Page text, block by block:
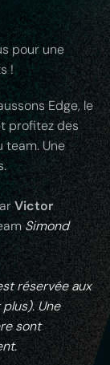
pour une
!
Edge, le
profitez des
team. Une
Victor
Simond
réservée aux
Une
sont